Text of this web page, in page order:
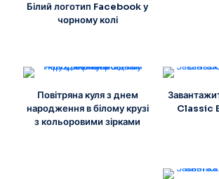
Білий логотип Facebook у
чорному колі
Повітряна куля з днем
народження в білому крузі
з кольоровими зірками
Classic